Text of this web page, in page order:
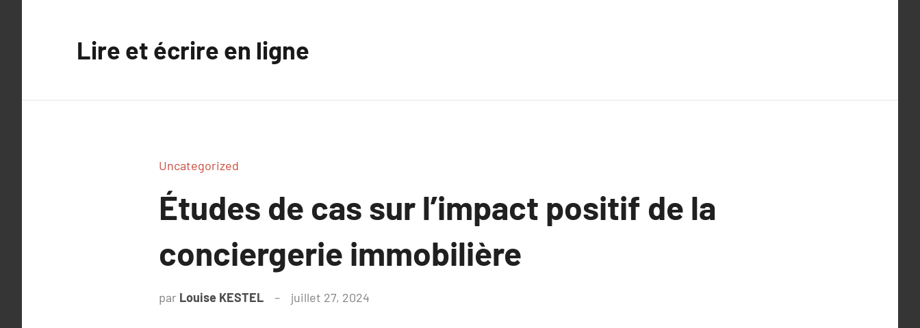
Lire et écrire en ligne
Uncategorized
Études de cas sur l’impact positif de la
conciergerie immobilière
par Louise KESTEL juillet 27, 2024